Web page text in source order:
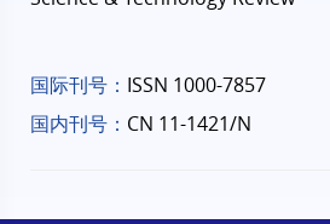
国际刊号： ISSN 1000-7857
国内刊号： CN 11-1421/N